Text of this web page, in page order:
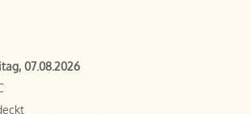
07.08.2026